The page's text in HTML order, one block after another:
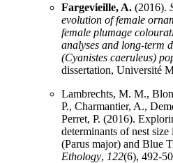
Fargevieille, A. (2016).
evolution of female
female plumage
analyses and long-term
(Cyanistes caeruleus)
dissertation, Université
Lambrechts, M. M.,
P., Charmantier, A.,
Perret, P. (2016).
determinants of nest
(Parus major) and Blue
Ethology, 122(6), 492-